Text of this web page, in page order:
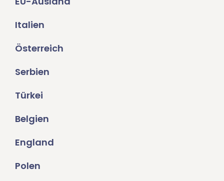
Italien
Österreich
Serbien
Türkei
Belgien
England
Polen